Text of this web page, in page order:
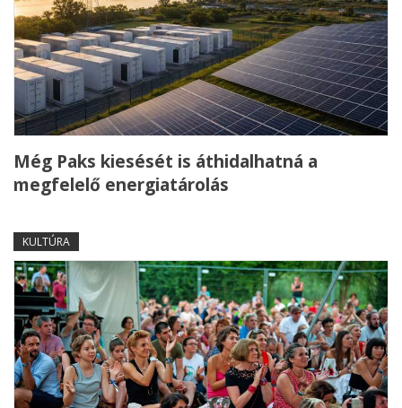
Még Paks kiesését is áthidalhatná a
megfelelő energiatárolás
KULTÚRA